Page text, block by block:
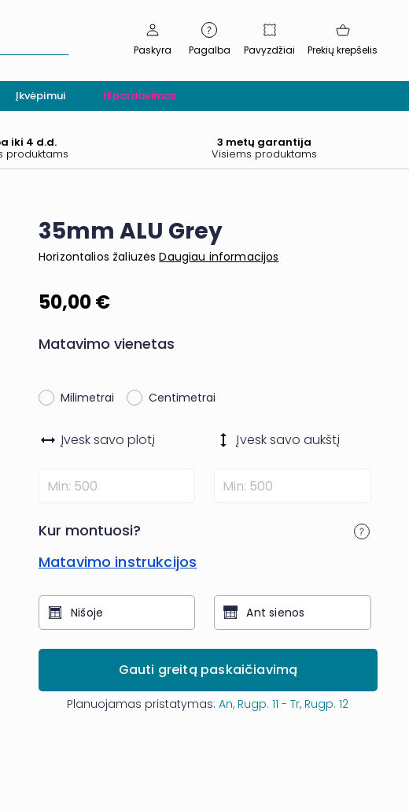
Paskyra Pagalba Pavyzdžiai Prekių krepšelis
Įkvėpimui Išpardavimas
iki 4 d.d.
produktams
3 metų garantija
Visiems produktams
35mm ALU Grey
Horizontalios žaliuzėsDaugiau informacijos
50,00 €
Matavimo vienetas
Milimetrai Centimetrai
Įvesk savo plotį Įvesk savo aukštį
Kur montuosi?
Matavimo instrukcijos
Nišoje Ant sienos
Gauti greitą paskaičiavimą
Planuojamas pristatymas:An, Rugp. 11 - Tr, Rugp. 12